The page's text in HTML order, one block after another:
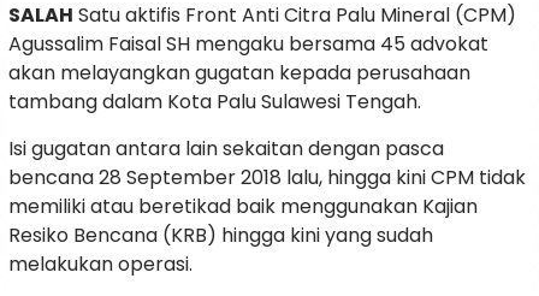
SALAH Satu aktifis Front Anti Citra Palu Mineral (CPM)
Agussalim Faisal SH mengaku bersama 45 advokat
akan melayangkan gugatan kepada perusahaan
tambang dalam Kota Palu Sulawesi Tengah.
Isi gugatan antara lain sekaitan dengan pasca
bencana 28 September 2018 lalu, hingga kini CPM tidak
memiliki atau beretikad baik menggunakan Kajian
Resiko Bencana (KRB) hingga kini yang sudah
melakukan operasi.